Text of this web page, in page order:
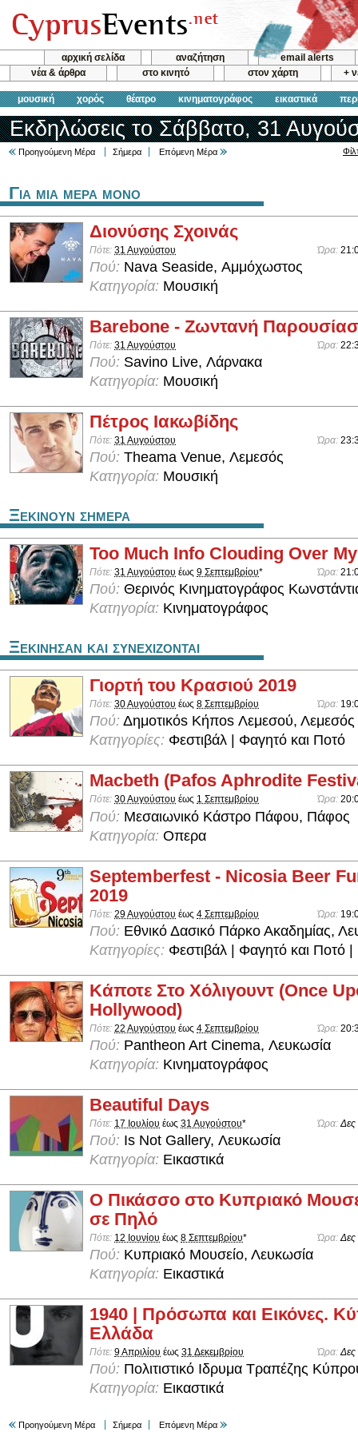
αρχική σελίδα αναζήτηση
email alerts
νέα & άρθρα
στο κινητό στον χάρτη +
μουσική χορός θέατρο κινηματογράφος εικαστικά
Εκδηλώσεις το Σάββατο, 31
Προηγούμενη Μέρα Σήμερα Επόμενη Μέρα
Για μια μερα μονο
Διονύσης Σχοινάς
Πότε: 31 Αυγούστου Ώρα:
Πού: Nava Seaside, Αμμόχωστος
Κατηγορία: Μουσική
Barebone - Ζωντανή
Πότε: 31 Αυγούστου Ώρα:
Πού: Savino Live, Λάρνακα
Κατηγορία: Μουσική
Πέτρος Ιακωβίδης
Πότε: 31 Αυγούστου Ώρα:
Πού: Theama Venue, Λεμεσός
Κατηγορία: Μουσική
Ξεκινουν σημερα
Too Much Info Clouding Over
Πότε: 31 Αυγούστου έως 9 Σεπτεμβρίου* Ώρα:
Πού: Θερινός Κινηματογράφος
Κατηγορία: Κινηματογράφος
Ξεκινησαν και συνεχιζονται
Γιορτή του Κρασιού 2019
Πότε: 30 Αυγούστου έως 8 Σεπτεμβρίου Ώρα:
Πού: Δημοτικόs Κήποs Λεμεσού, Λεμεσός
Κατηγορίες: Φεστιβάλ | Φαγητό και Ποτό
Macbeth (Pafos Aphrodite
Πότε: 30 Αυγούστου έως 1 Σεπτεμβρίου Ώρα:
Πού: Μεσαιωνικό Κάστρο Πάφου, Πάφος
Κατηγορία: Οπερα
Septemberfest - Nicosia Beer
2019
Πότε: 29 Αυγούστου έως 4 Σεπτεμβρίου Ώρα:
Πού: Εθνικό Δασικό Πάρκο Ακαδημίας,
Κατηγορίες: Φεστιβάλ | Φαγητό και Ποτό
Κάποτε Στο Χόλιγουντ (Once
Hollywood)
Πότε: 22 Αυγούστου έως 4 Σεπτεμβρίου Ώρα:
Πού: Pantheon Art Cinema, Λευκωσία
Κατηγορία: Κινηματογράφος
Beautiful Days
Πότε: 17 Ιουλίου έως 31 Αυγούστου* Ώρα: Δες
Πού: Is Not Gallery, Λευκωσία
Κατηγορία: Εικαστικά
Ο Πικάσσο στο Κυπριακό
σε Πηλό
Πότε: 12 Ιουνίου έως 8 Σεπτεμβρίου* Ώρα:Δες
Πού: Κυπριακό Μουσείο, Λευκωσία
Κατηγορία: Εικαστικά
1940 | Πρόσωπα και Εικόνες.
Ελλάδα
Πότε: 9 Απριλίου έως 31 Δεκεμβρίου Ώρα:Δες
Πού: Πολιτιστικό Ιδρυμα Τραπέζης
Κατηγορία: Εικαστικά
Προηγούμενη Μέρα Σήμερα Επόμενη Μέρα